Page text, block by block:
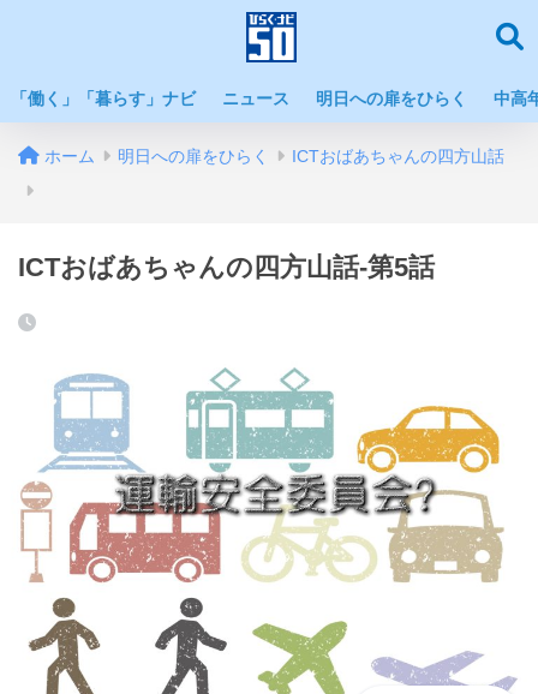
「働く」「暮らす」ナビ ニュース 明日への扉をひらく 中高
ホーム 明日への扉をひらく ICTおばあちゃんの四方山話
ICTおばあちゃんの四方山話-第5話